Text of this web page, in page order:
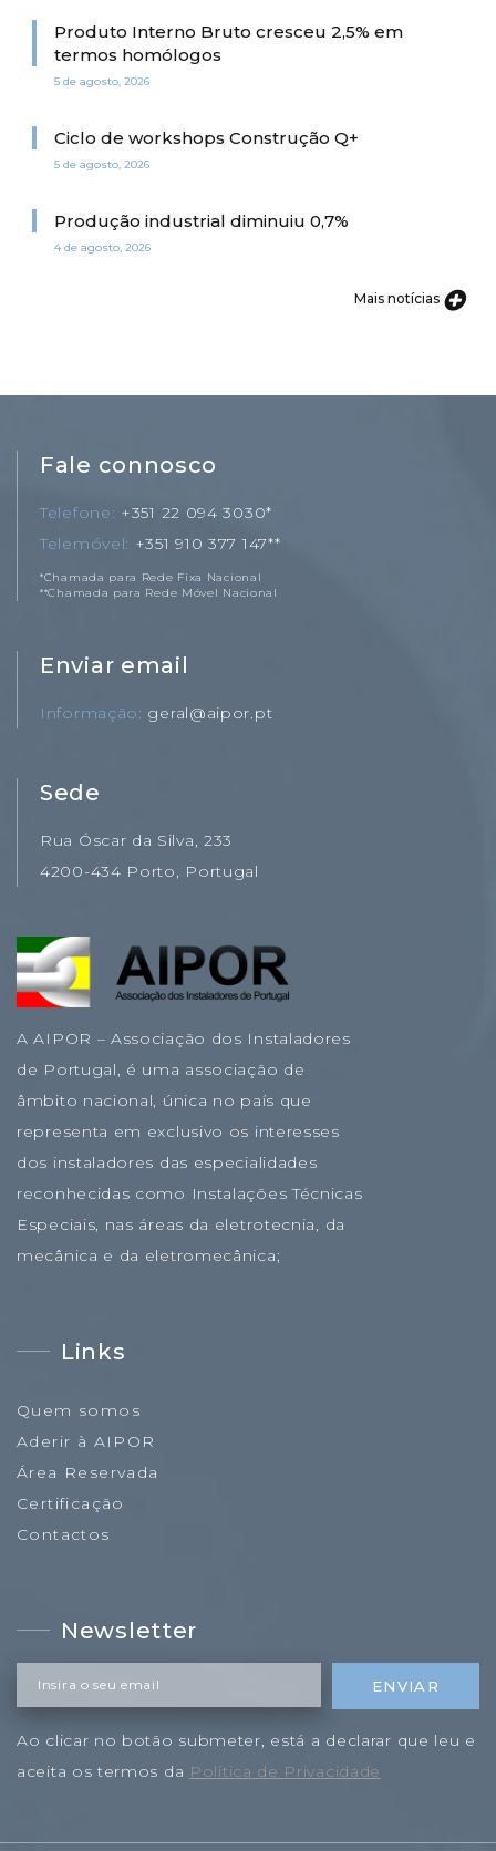
Produto Interno Bruto cresceu 2,5% em
termos homólogos
5 de agosto, 2026
Ciclo de workshops Construção Q+
5 de agosto, 2026
Produção industrial diminuiu 0,7%
4 de agosto, 2026
Mais notícias
Fale connosco
Telefone
+351 22 094 3030*
Telemóvel
+351 910 377 147**
*Chamada para Rede Fixa Nacional
**Chamada para Rede Móvel Nacional
Enviar email
Informação geral@aipor.pt
Sede
Rua Óscar da Silva, 233
4200-434 Porto, Portugal
A AIPOR – Associação dos Instaladores
de Portugal, é uma associação de
âmbito nacional, única no país que
representa em exclusivo os interesses
dos instaladores das especialidades
reconhecidas como Instalações Técnicas
Especiais, nas áreas da eletrotecnia, da
mecânica e da eletromecânica;
Links
Quem somos
Aderir à AIPOR
Área Reservada
Certificação
Contactos
Newsletter
Insira o seu email ENVIAR
Ao clicar no botão submeter, está a declarar que leu e
aceita os termos da Política de Privacidade